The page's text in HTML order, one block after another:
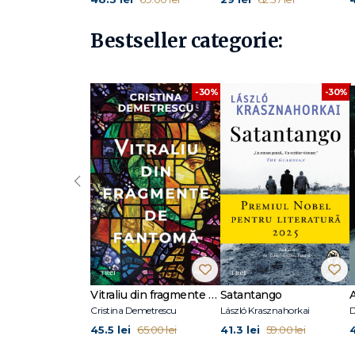
Bestseller categorie:
-30%
Vitraliu din fragmente de fantomă
Cristina Demetrescu
45.5 lei 65.00 lei
-30%
Satantango
László Krasznahorkai
41.3 lei 59.00 lei
‹